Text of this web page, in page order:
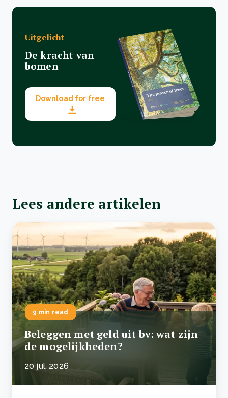
Uitgelicht
De kracht van
bomen
Download for free
Lees andere artikelen
9 min read
Beleggen met geld uit bv: wat zijn
de mogelijkheden?
20 jul, 2026